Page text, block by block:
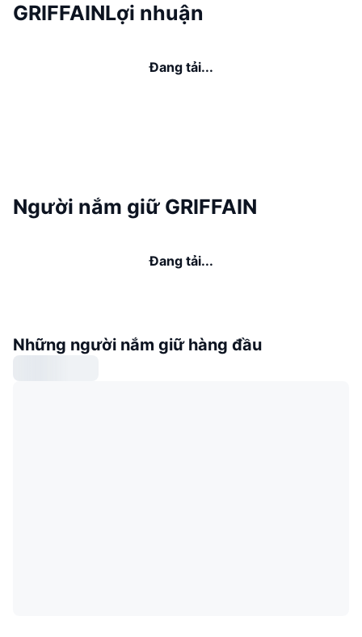
GRIFFAINLợi nhuận
Đang tải...
Người nắm giữ GRIFFAIN
Đang tải...
Những người nắm giữ hàng đầu